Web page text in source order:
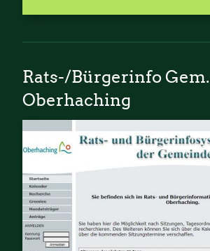
Rats-/Bürgerinfo Gem.
Oberhaching